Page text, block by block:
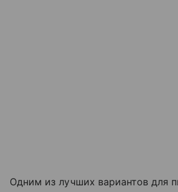
Одним из лучших вариантов для